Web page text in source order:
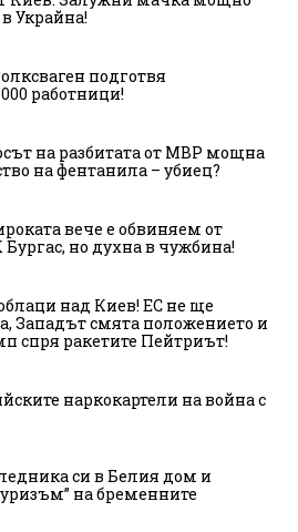
Украйна!
подготвя
работници!
на разбитата от МВР мощна
на фентанила – убиец?
вече е обвиняем от
Бургас, но духна в чужбина!
над Киев! ЕС не ще
Западът смята положението и
спря ракетите Пейтриът!
наркокартели на война с
си в Белия дом и
на бременните